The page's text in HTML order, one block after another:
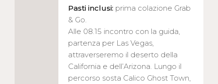
Pasti inclusi: prima colazione Grab
& Go.
Alle 08.15 incontro con la guida,
partenza per Las Vegas,
attraverseremo il deserto della
California e dell’Arizona. Lungo il
percorso sosta Calico Ghost Town,